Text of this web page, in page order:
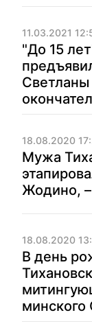
11.03.2021
"До 15
Светланы
18.08.2020
Мужа
Жодино,
18.08.2020
В день